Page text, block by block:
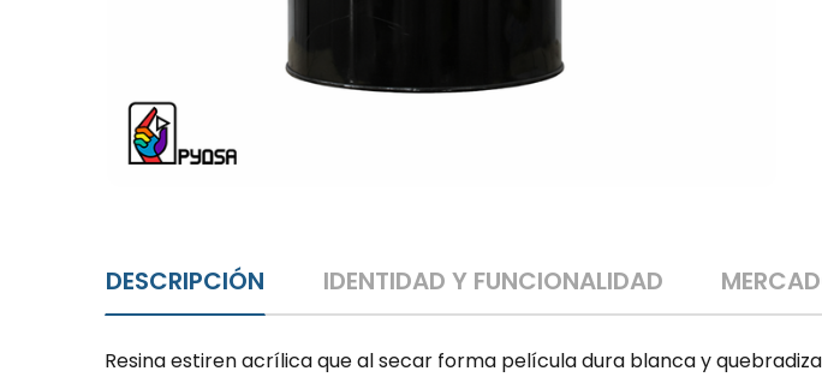
DESCRIPCIÓN IDENTIDAD Y FUNCIONALIDAD
Resina estiren acrílica que al secar forma película dura blanca y